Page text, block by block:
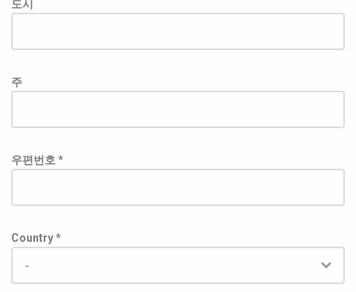
도시
주
우편번호 *
Country *